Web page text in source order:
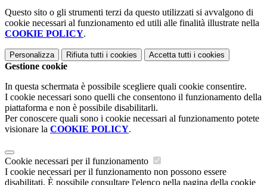
Questo sito o gli strumenti terzi da questo utilizzati si avvalgono di
cookie necessari al funzionamento ed utili alle finalità illustrate nella
COOKIE POLICY.
Personalizza Rifiuta tutti i cookies Accetta tutti i cookies
Gestione cookie
In questa schermata è possibile scegliere quali cookie consentire.
I cookie necessari sono quelli che consentono il funzionamento della
piattaforma e non è possibile disabilitarli.
Per conoscere quali sono i cookie necessari al funzionamento potete
visionare la COOKIE POLICY.
Cookie necessari per il funzionamento
I cookie necessari per il funzionamento non possono essere
disabilitati. È possibile consultare l'elenco nella pagina della cookie